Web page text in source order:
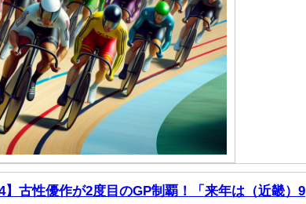
】古性優作が2度目のGP制覇！「来年は（近畿）9